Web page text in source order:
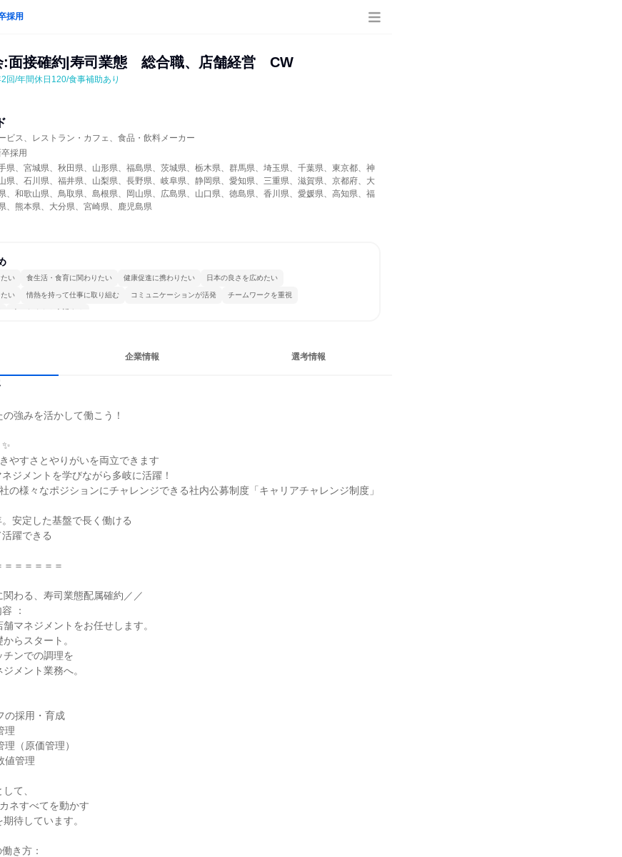
採用
面接確約|寿司業態　総合職、店舗経営　CW
回/年間休日120/食事補助あり
ビス、レストラン・カフェ、食品・飲料メーカー
採用
県、宮城県、秋田県、山形県、福島県、茨城県、栃木県、群馬県、埼玉県、千葉県、東京都、神
県、石川県、福井県、山梨県、長野県、岐阜県、静岡県、愛知県、三重県、滋賀県、京都府、大
、和歌山県、鳥取県、島根県、岡山県、広島県、山口県、徳島県、香川県、愛媛県、高知県、福
、熊本県、大分県、宮崎県、鹿児島県
い 食生活・食育に関わりたい 健康促進に携わりたい 日本の良さを広めたい
い 情熱を持って仕事に取り組む コミュニケーションが活発 チームワークを重視
人とたくさん会話する
企業情報 選考情報
強みを活かして働こう！
やすさとやりがいを両立できます
ジメントを学びながら多岐に活躍！
の様々なポジションにチャレンジできる社内公募制度「キャリアチャレンジ制度」
安定した基盤で長く働ける
躍できる
＝＝＝＝＝＝
わる、寿司業態配属確約／／
：
マネジメントをお任せします。
らスタート。
チンでの調理を
メント業務へ。
の採用・育成
理
（原価管理）
値管理
て、
ネすべてを動かす
待しています。
き方：